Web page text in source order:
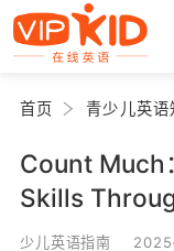
首页 青少儿英语
Count Much
Skills
少儿英语指南